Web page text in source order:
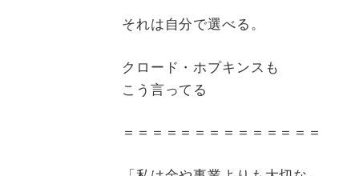
それは自分で選べる。
クロード・ホプキンスも
こう言ってる
＝＝＝＝＝＝＝＝＝＝＝＝＝＝